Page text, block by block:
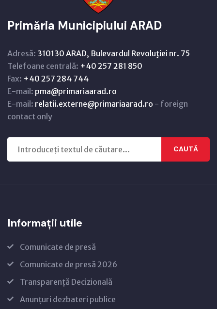
Primăria Municipiului ARAD
Adresă: 310130 ARAD, Bulevardul Revoluţiei nr. 75
Telefoane centrală: +40 257 281 850
Fax: +40 257 284 744
E-mail: pma@primariaarad.ro
E-mail: relatii.externe@primariaarad.ro - foreign
contact only
CAUTĂ
Informații utile
Comunicate de presă
Comunicate de presă 2026
Transparență Decizională
Anunțuri dezbateri publice